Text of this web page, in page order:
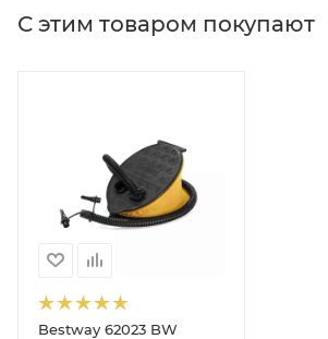
С этим товаром покупают
Bestway 62023 BW